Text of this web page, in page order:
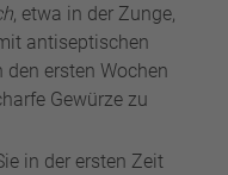
, etwa in der Zunge,
antiseptischen
ersten Wochen
Gewürze zu
in der ersten Zeit